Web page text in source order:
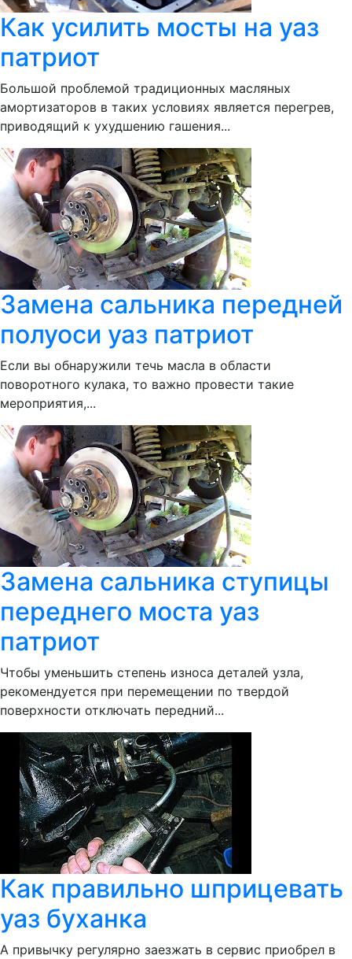
Как усилить мосты на уаз
патриот
Большой проблемой традиционных масляных
амортизаторов в таких условиях является перегрев,
приводящий к ухудшению гашения...
Замена сальника передней
полуоси уаз патриот
Если вы обнаружили течь масла в области
поворотного кулака, то важно провести такие
мероприятия,...
Замена сальника ступицы
переднего моста уаз
патриот
Чтобы уменьшить степень износа деталей узла,
рекомендуется при перемещении по твердой
поверхности отключать передний...
Как правильно шприцевать
уаз буханка
А привычку регулярно заезжать в сервис приобрел в